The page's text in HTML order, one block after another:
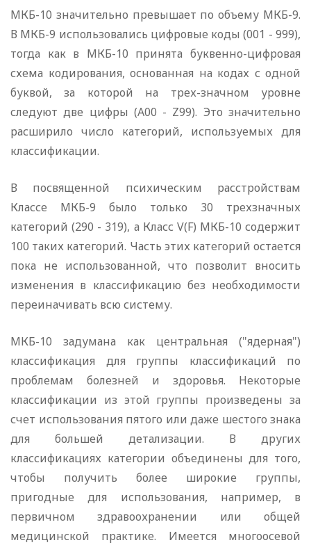
МКБ-10 значительно превышает по объему МКБ-9.
В МКБ-9 использовались цифровые коды (001 - 999),
тогда как в МКБ-10 принята буквенно-цифровая
схема кодирования, основанная на кодах с одной
буквой, за которой на трех-значном уровне
следуют две цифры (A00 - Z99). Это значительно
расширило число категорий, используемых для
классификации.
В посвященной психическим расстройствам
Классе МКБ-9 было только 30 трехзначных
категорий (290 - 319), а Класс V(F) МКБ-10 содержит
100 таких категорий. Часть этих категорий остается
пока не использованной, что позволит вносить
изменения в классификацию без необходимости
переиначивать всю систему.
МКБ-10 задумана как центральная ("ядерная")
классификация для группы классификаций по
проблемам болезней и здоровья. Некоторые
классификации из этой группы произведены за
счет использования пятого или даже шестого знака
для большей детализации. В других
классификациях категории объединены для того,
чтобы получить более широкие группы,
пригодные для использования, например, в
первичном здравоохранении или общей
медицинской практике. Имеется многоосевой